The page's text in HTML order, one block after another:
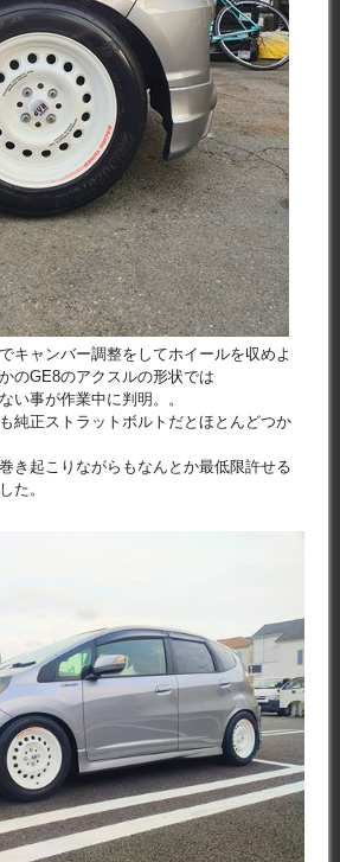
キャンバー調整をしてホイールを収めよ
のGE8のアクスルの形状では
い事が作業中に判明。。
純正ストラットボルトだとほとんどつか
き起こりながらもなんとか最低限許せる
た。